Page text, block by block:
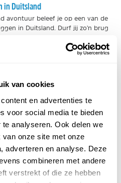
van cookies
en advertenties te
voor social media te bieden
analyseren. Ook delen we
onze site met onze
adverteren en analyse. Deze
combineren met andere
verstrekt of die ze hebben
in Duitsland
avontuur beleef je op een van de
in Duitsland. Durf jij zo'n brug
staat bekend om zijn dichte
en charmante dorpjes,
Zwarte Woud
met meer dan 70 toppen boven